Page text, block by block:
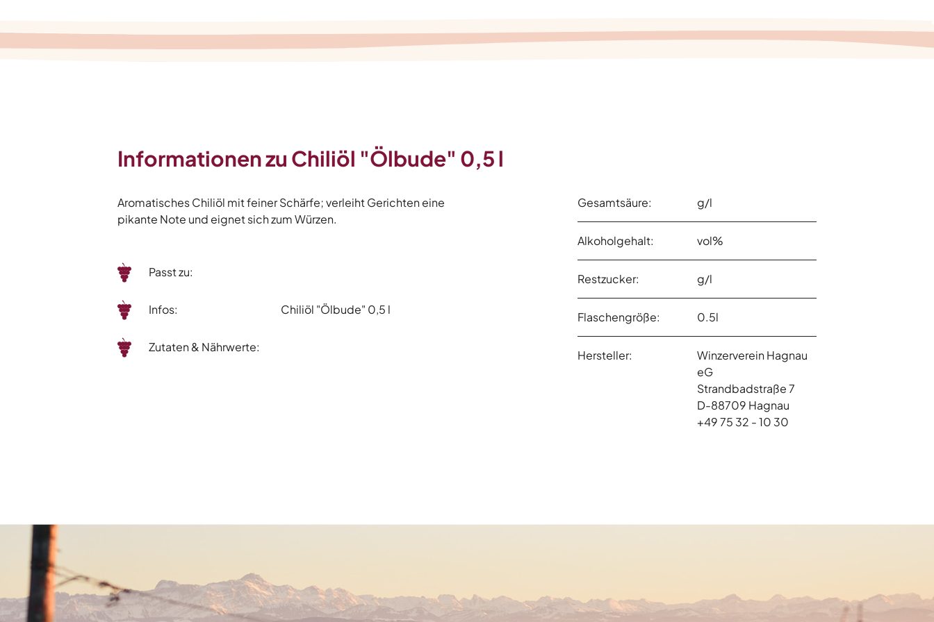
Informationen zu Chiliöl "Ölbude" 0,5 l
Aromatisches Chiliöl mit feiner Schärfe; verleiht Gerichten eine
pikante Note und eignet sich zum Würzen.
Passt zu:
Infos: Chiliöl "Ölbude" 0,5 l
Zutaten & Nährwerte:
Gesamtsäure: g/l
Alkoholgehalt: vol%
Restzucker: g/l
Flaschengröße: 0.5l
Hersteller:
Winzerverein Hagnau
eG
Strandbadstraße 7
D-88709 Hagnau
+49 75 32 - 10 30